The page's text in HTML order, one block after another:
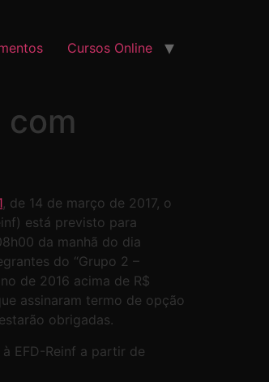
Cursos Online
com
, de 14 de março de 2017, o
está previsto para
da manhã do dia
do “Grupo 2 –
de 2016 acima de R$
assinaram termo de opção
obrigadas.
EFD-Reinf a partir de